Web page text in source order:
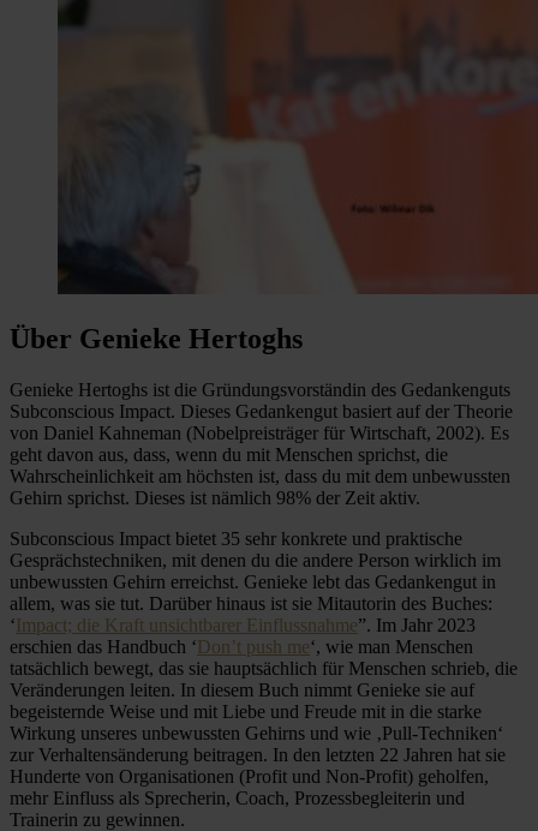
Über Genieke Hertoghs
Genieke Hertoghs ist die Gründungsvorständin des Gedankenguts
Subconscious Impact. Dieses Gedankengut basiert auf der Theorie
von Daniel Kahneman (Nobelpreisträger für Wirtschaft, 2002). Es
geht davon aus, dass, wenn du mit Menschen sprichst, die
Wahrscheinlichkeit am höchsten ist, dass du mit dem unbewussten
Gehirn sprichst. Dieses ist nämlich 98% der Zeit aktiv.
Subconscious Impact bietet 35 sehr konkrete und praktische
Gesprächstechniken, mit denen du die andere Person wirklich im
unbewussten Gehirn erreichst. Genieke lebt das Gedankengut in
allem, was sie tut. Darüber hinaus ist sie Mitautorin des Buches:
‘Impact; die Kraft unsichtbarer Einflussnahme”. Im Jahr 2023
erschien das Handbuch ‘Don’t push me‘, wie man Menschen
tatsächlich bewegt, das sie hauptsächlich für Menschen schrieb, die
Veränderungen leiten. In diesem Buch nimmt Genieke sie auf
begeisternde Weise und mit Liebe und Freude mit in die starke
Wirkung unseres unbewussten Gehirns und wie ‚Pull-Techniken‘
zur Verhaltensänderung beitragen. In den letzten 22 Jahren hat sie
Hunderte von Organisationen (Profit und Non-Profit) geholfen,
mehr Einfluss als Sprecherin, Coach, Prozessbegleiterin und
Trainerin zu gewinnen.